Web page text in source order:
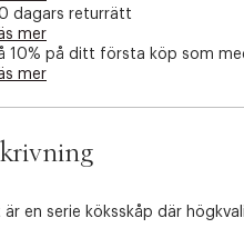
dagars returrätt
mer
10% på ditt första köp som
mer
en serie köksskåp där